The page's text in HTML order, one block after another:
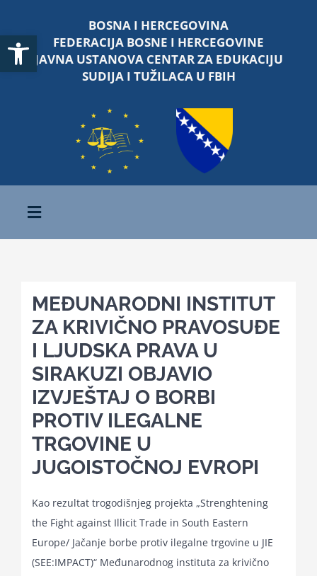
Open toolbar
content
BOSNA I HERCEGOVINA
FEDERACIJA BOSNE I HERCEGOVINE
JAVNA USTANOVA CENTAR ZA EDUKACIJU
SUDIJA I TUŽILACA U FBIH
Toggle
Navigation
O nama
Kalendar aktivnosti
Edukativni materijali
Publikacije
Projekti
Novosti
MEĐUNARODNI INSTITUT
ZA KRIVIČNO PRAVOSUĐE
I LJUDSKA PRAVA U
SIRAKUZI OBJAVIO
IZVJEŠTAJ O BORBI
PROTIV ILEGALNE
TRGOVINE U
JUGOISTOČNOJ EVROPI
Kao rezultat trogodišnjeg projekta „Strenghtening
the Fight against Illicit Trade in South Eastern
Europe/ Jačanje borbe protiv ilegalne trgovine u JIE
(SEE:IMPACT)“ Međunarodnog instituta za krivično